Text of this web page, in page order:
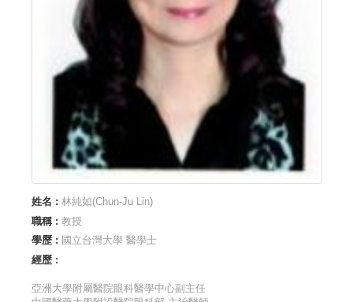
姓名 : 林純如(Chun-Ju Lin)
職稱 : 教授
學歷 : 國立台灣大學 醫學士
經歷 :
亞洲大學附屬醫院眼科醫學中心副主任